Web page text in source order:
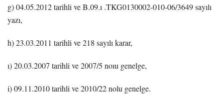
g) 04.05.2012 tarihli ve B.09.ı .TKG0130002-010-06/3649 sayılı
yazı,
h) 23.03.2011 tarihli ve 218 sayılı karar,
ı) 20.03.2007 tarihli ve 2007/5 noıu genelge,
i) 09.11.2010 tarihli ve 2010/22 nolu genelge.